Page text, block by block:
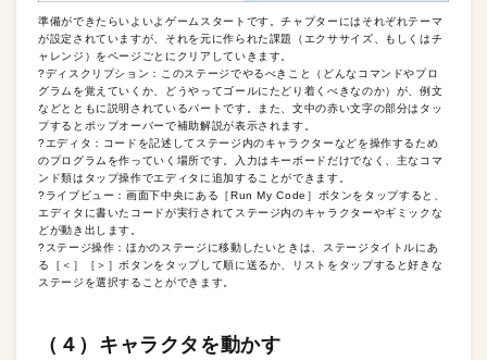
準備ができたらいよいよゲームスタートです。チャプターにはそれぞれテーマ
が設定されていますが、それを元に作られた課題（エクササイズ、もしくはチ
ャレンジ）をページごとにクリアしていきます。
?ディスクリプション：このステージでやるべきこと（どんなコマンドやプロ
グラムを覚えていくか、どうやってゴールにたどり着くべきなのか）が、例文
などとともに説明されているパートです。また、文中の赤い文字の部分はタッ
プするとポップオーバーで補助解説が表示されます。
?エディタ：コードを記述してステージ内のキャラクターなどを操作するため
のプログラムを作っていく場所です。入力はキーボードだけでなく、主なコマ
ンド類はタップ操作でエディタに追加することができます。
?ライブビュー：画面下中央にある［Run My Code］ボタンをタップすると、
エディタに書いたコードが実行されてステージ内のキャラクターやギミックな
どが動き出します。
?ステージ操作：ほかのステージに移動したいときは、ステージタイトルにあ
る［＜］［＞］ボタンをタップして順に送るか、リストをタップすると好きな
ステージを選択することができます。
（４）キャラクタを動かす